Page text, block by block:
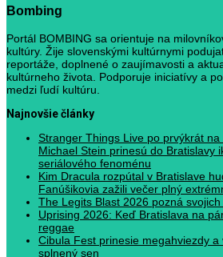
Bombing
Portál BOMBING sa orientuje na
kultúry. Žije slovenskými kultúrnymi
reportáže, doplnené o zaujímavosti a
kultúrneho života. Podporuje iniciatívy a
medzi ľudí kultúru.
Najnovšie články
Stranger Things Live po prvýkrát
Michael Stein prinesú do Bratislavy
seriálového fenoménu
Kim Dracula rozpútal v Bratislave
Fanúšikovia zažili večer plný
The Legits Blast 2026 pozná
Uprising 2026: Keď Bratislava na
reggae
Cibula Fest prinesie megahviezdy
splnený sen